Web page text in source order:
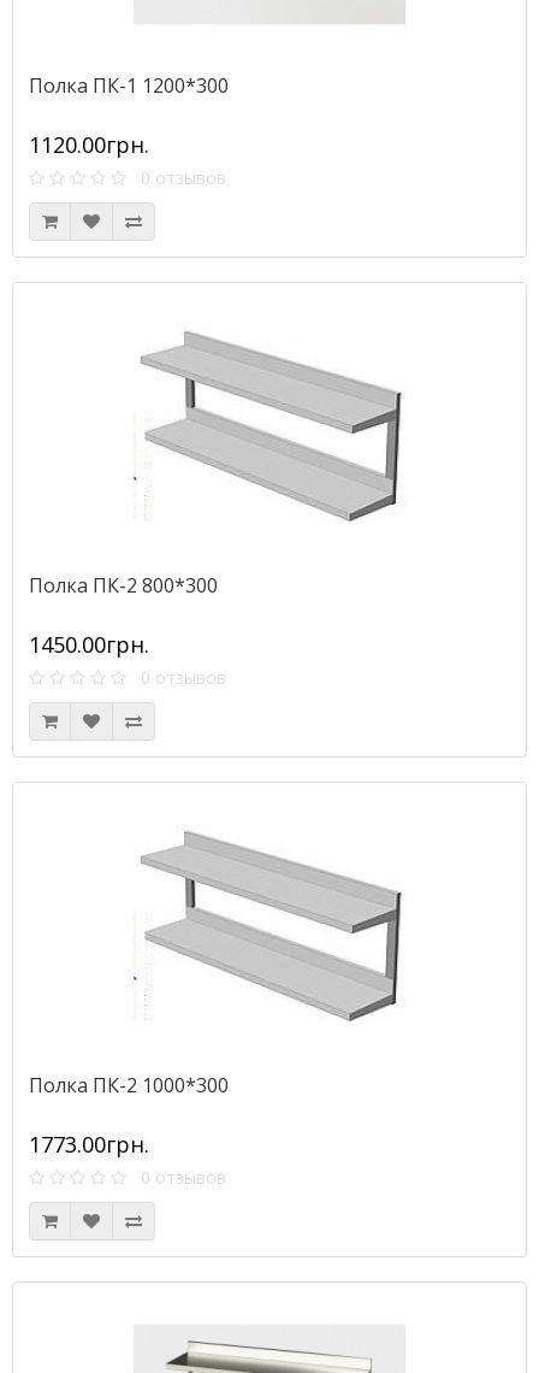
Полка ПК-1 1200*300
1120.00грн.
0 отзывов
Полка ПК-2 800*300
1450.00грн.
0 отзывов
Полка ПК-2 1000*300
1773.00грн.
0 отзывов